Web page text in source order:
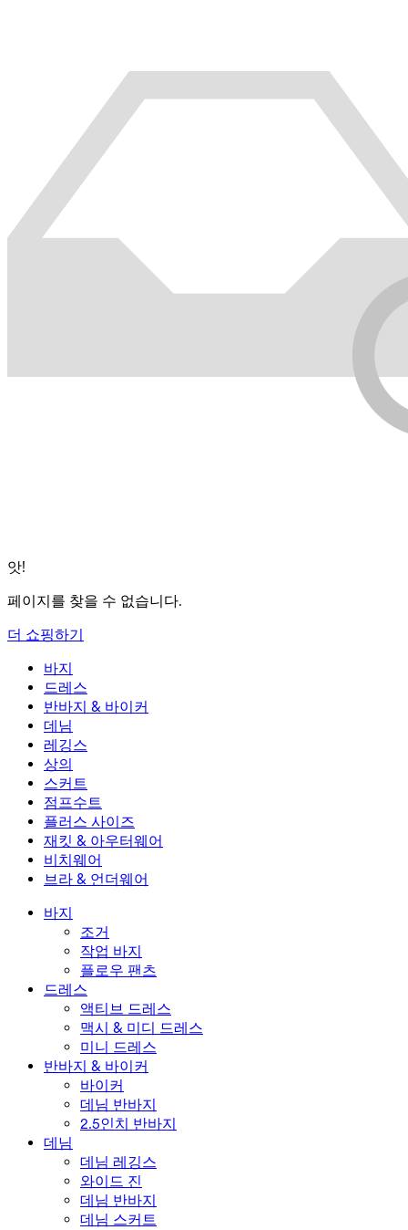
앗!
페이지를 찾을 수 없습니다.
더 쇼핑하기
바지
바지
조거
작업 바지
플로우 팬츠
드레스
드레스
액티브 드레스
맥시 & 미디 드레스
미니 드레스
반바지 & 바이커
반바지 & 바이커
바이커
데님 반바지
2.5인치 반바지
데님
데님
데님 레깅스
와이드 진
데님 반바지
데님 스커트
레깅스
레깅스
데님 레깅스
힙업 레깅스
요가 레깅스
상의
상의
스포츠 브라
티셔츠
스커트
스커트
액티브 스커트
미니 스커트
맥시 & 미디 스커트
점프수트
점프수트
오버롤
롬퍼
플러스 사이즈
플러스 사이즈
플러스 사이즈 하의
플러스 사이즈 상의
플러스 사이즈 드레스
재킷 & 아우터웨어
재킷 & 아우터웨어
재킷 & 아우터웨어
아우터웨어
비치웨어
비치웨어
수영복 상의
수영복 세트
브라 & 언더웨어
브라 & 언더웨어
언더웨어
바지
조거
작업 바지
플로우 팬츠
드레스
액티브 드레스
맥시 & 미디 드레스
미니 드레스
반바지 & 바이커
바이커
데님 반바지
2.5인치 반바지
데님
데님 레깅스
와이드 진
데님 반바지
데님 스커트